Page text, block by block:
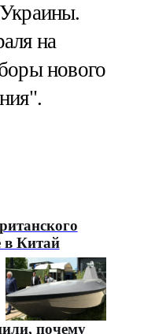
на
нового
в Китай
почему